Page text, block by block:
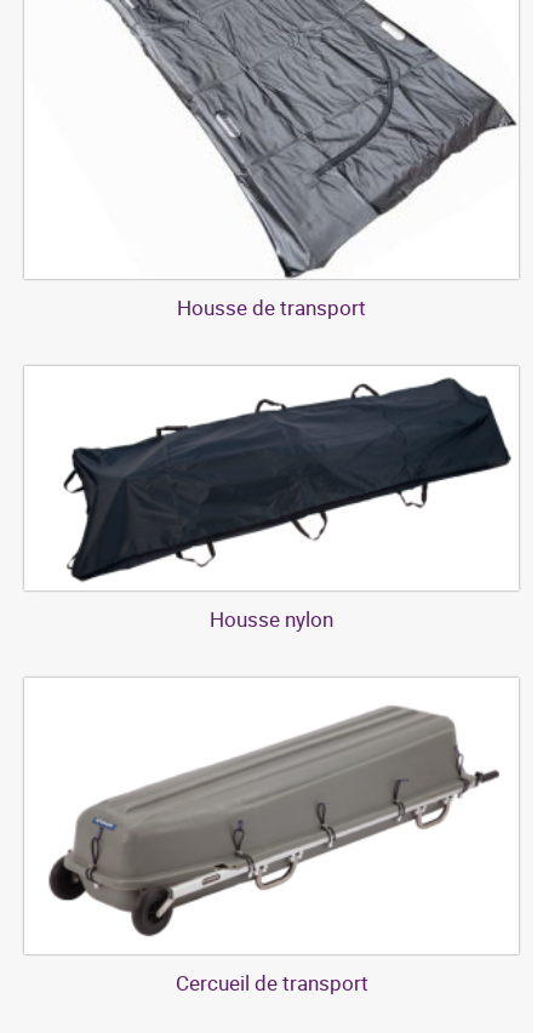
Housse de transport
Housse nylon
Cercueil de transport